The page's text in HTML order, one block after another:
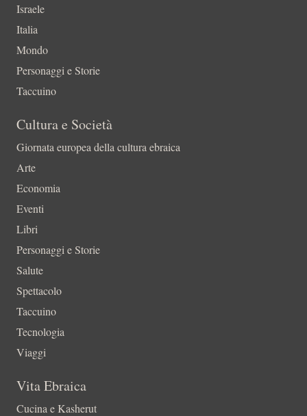
Israele
Italia
Mondo
Personaggi e Storie
Taccuino
Cultura e Società
Giornata europea della cultura ebraica
Arte
Economia
Eventi
Libri
Personaggi e Storie
Salute
Spettacolo
Taccuino
Tecnologia
Viaggi
Vita Ebraica
Cucina e Kasherut